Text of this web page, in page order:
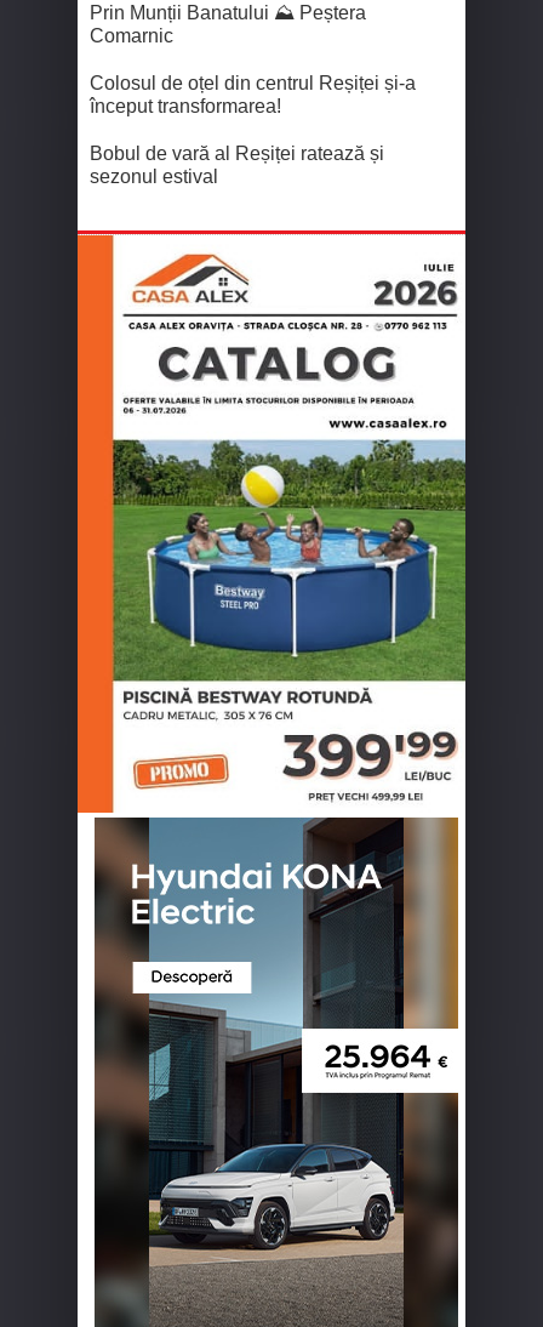
Prin Munții Banatului ⛰️ Peștera
Comarnic
Colosul de oțel din centrul Reșiței și-a
început transformarea!
Bobul de vară al Reșiței ratează și
sezonul estival